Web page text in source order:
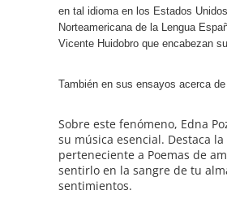
en tal idioma en los Estados
Norteamericana de la Lengua
Vicente Huidobro que encabezan
También en sus ensayos acerca
Sobre este fenómeno, Edna
su música esencial. Destaca
perteneciente a Poemas de
sentirlo en la sangre de tu
sentimientos.